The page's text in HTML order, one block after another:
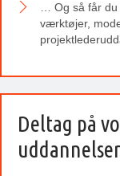
… Og så får
værktøjer,
Deltag på